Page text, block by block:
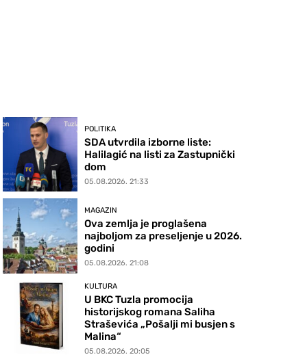
POLITIKA
SDA utvrdila izborne liste:
Halilagić na listi za Zastupnički
dom
05.08.2026. 21:33
MAGAZIN
Ova zemlja je proglašena
najboljom za preseljenje u 2026.
godini
05.08.2026. 21:08
KULTURA
U BKC Tuzla promocija
historijskog romana Saliha
Straševića „Pošalji mi busjen s
Malina“
05.08.2026. 20:05